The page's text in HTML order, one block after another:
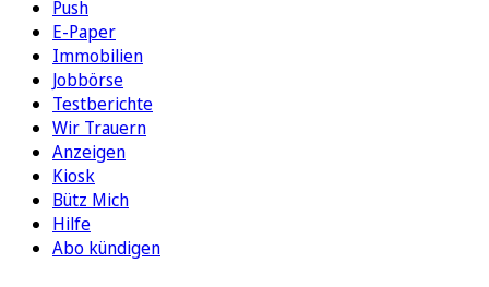
Push
E-Paper
Immobilien
Jobbörse
Testberichte
Wir Trauern
Anzeigen
Kiosk
Bütz Mich
Hilfe
Abo kündigen